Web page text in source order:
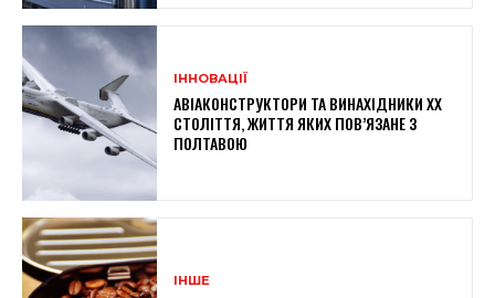
ІННОВАЦІЇ
АВІАКОНСТРУКТОРИ ТА ВИНАХІДНИКИ XX
СТОЛІТТЯ, ЖИТТЯ ЯКИХ ПОВ’ЯЗАНЕ З
ПОЛТАВОЮ
ІНШЕ